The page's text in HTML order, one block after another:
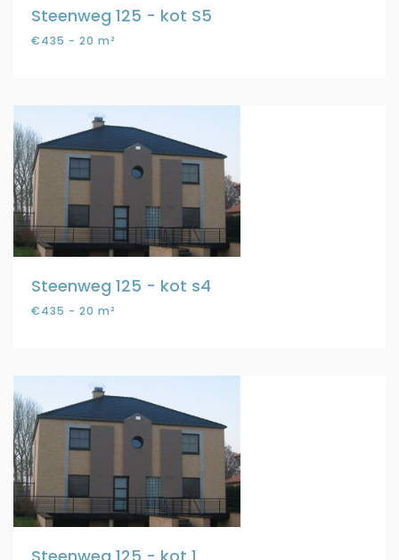
Steenweg 125 - kot S5
€435 - 20 m²
Steenweg 125 - kot s4
€435 - 20 m²